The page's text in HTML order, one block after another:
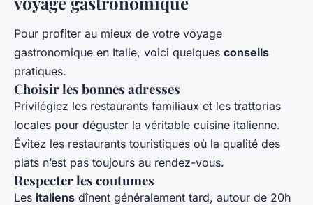
Pour profiter au mieux de votre voyage
gastronomique en Italie, voici quelques conseils
pratiques.
Choisir les bonnes adresses
Privilégiez les restaurants familiaux et les trattorias
locales pour déguster la véritable cuisine italienne.
Évitez les restaurants touristiques où la qualité des
plats n’est pas toujours au rendez-vous.
Respecter les coutumes
Les italiens dînent généralement tard, autour de 20h